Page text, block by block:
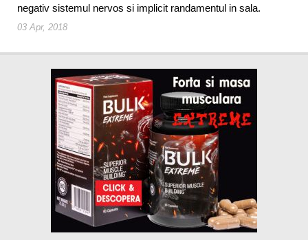
negativ sistemul nervos si implicit randamentul in sala.
03 Apr, 2018